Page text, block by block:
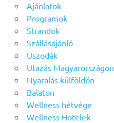
Ajánlatok
Programok
Strandok
Szállásajánló
Uszodák
Utazás Magyarországon
Nyaralás külföldön
Balaton
Wellness hétvége
Wellness Hotelek